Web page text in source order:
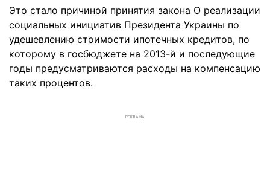
Это стало причиной принятия закона О реализации
социальных инициатив Президента Украины по
удешевлению стоимости ипотечных кредитов, по
которому в госбюджете на 2013-й и последующие
годы предусматриваются расходы на компенсацию
таких процентов.
РЕКЛАМА